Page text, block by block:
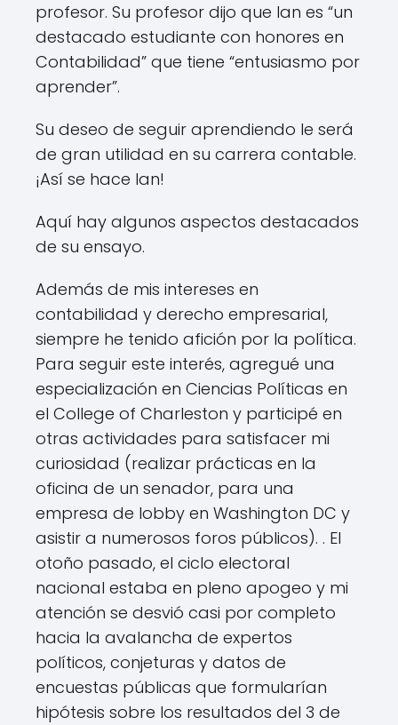
profesor. Su profesor dijo que Ian es “un
destacado estudiante con honores en
Contabilidad” que tiene “entusiasmo por
aprender”.
Su deseo de seguir aprendiendo le será
de gran utilidad en su carrera contable.
¡Así se hace Ian!
Aquí hay algunos aspectos destacados
de su ensayo.
Además de mis intereses en
contabilidad y derecho empresarial,
siempre he tenido afición por la política.
Para seguir este interés, agregué una
especialización en Ciencias Políticas en
el College of Charleston y participé en
otras actividades para satisfacer mi
curiosidad (realizar prácticas en la
oficina de un senador, para una
empresa de lobby en Washington DC y
asistir a numerosos foros públicos). . El
otoño pasado, el ciclo electoral
nacional estaba en pleno apogeo y mi
atención se desvió casi por completo
hacia la avalancha de expertos
políticos, conjeturas y datos de
encuestas públicas que formularían
hipótesis sobre los resultados del 3 de